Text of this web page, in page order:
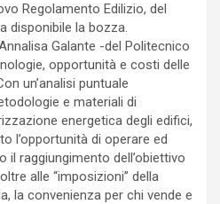
Regolamento Edilizio, del
disponibile la bozza.
Galante -del Politecnico
opportunità e costi delle
un’analisi puntuale
e materiali di
energetica degli edifici,
l’opportunità di operare ed
il raggiungimento dell’obiettivo
alle “imposizioni” della
la convenienza per chi vende e